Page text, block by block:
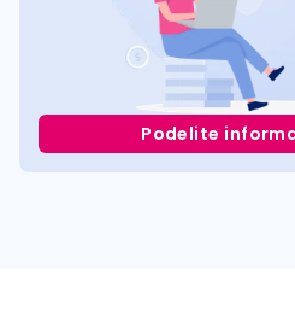
Podelite